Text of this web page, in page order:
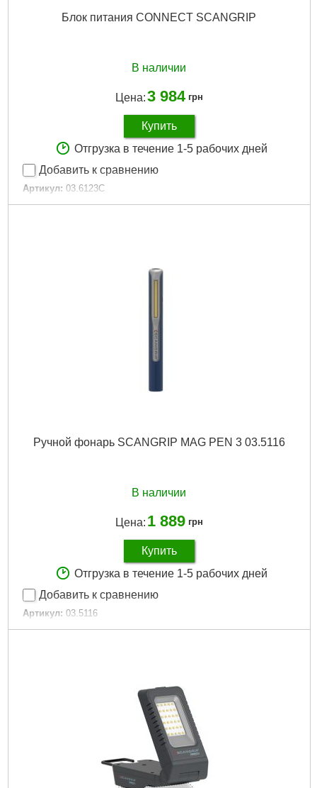
Блок питания CONNECT SCANGRIP
В наличии
Цена:3 984 грн
Купить
Отгрузка в течение 1-5 рабочих дней
Добавить к сравнению
Артикул: 03.6123C
Код товара: 27.34.44
Ручной фонарь SCANGRIP MAG PEN 3 03.5116
В наличии
Цена: 1 889 грн
Купить
Отгрузка в течение 1-5 рабочих дней
Добавить к сравнению
Артикул: 03.5116
Код товара: 27.49.71